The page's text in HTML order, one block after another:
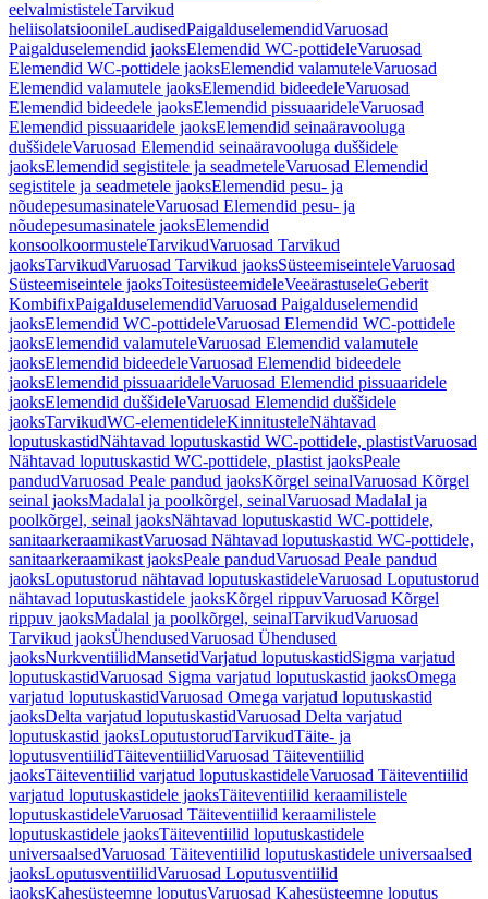
eelvalmististeleTarvikud
heliisolatsioonileLaudisedPaigalduselemendidVaruosad
Paigalduselemendid jaoksElemendid WC-pottideleVaruosad
Elemendid WC-pottidele jaoksElemendid valamuteleVaruosad
Elemendid valamutele jaoksElemendid bideedeleVaruosad
Elemendid bideedele jaoksElemendid pissuaarideleVaruosad
Elemendid pissuaaridele jaoksElemendid seinaäravooluga
duššideleVaruosad Elemendid seinaäravooluga duššidele
jaoksElemendid segistitele ja seadmeteleVaruosad Elemendid
segistitele ja seadmetele jaoksElemendid pesu- ja
nõudepesumasinateleVaruosad Elemendid pesu- ja
nõudepesumasinatele jaoksElemendid
konsoolkoormusteleTarvikudVaruosad Tarvikud
jaoksTarvikudVaruosad Tarvikud jaoksSüsteemiseinteleVaruosad
Süsteemiseintele jaoksToitesüsteemideleVeeärastuseleGeberit
KombifixPaigalduselemendidVaruosad Paigalduselemendid
jaoksElemendid WC-pottideleVaruosad Elemendid WC-pottidele
jaoksElemendid valamuteleVaruosad Elemendid valamutele
jaoksElemendid bideedeleVaruosad Elemendid bideedele
jaoksElemendid pissuaarideleVaruosad Elemendid pissuaaridele
jaoksElemendid duššideleVaruosad Elemendid duššidele
jaoksTarvikudWC-elementideleKinnitusteleNähtavad
loputuskastidNähtavad loputuskastid WC-pottidele, plastistVaruosad
Nähtavad loputuskastid WC-pottidele, plastist jaoksPeale
pandudVaruosad Peale pandud jaoksKõrgel seinalVaruosad Kõrgel
seinal jaoksMadalal ja poolkõrgel, seinalVaruosad Madalal ja
poolkõrgel, seinal jaoksNähtavad loputuskastid WC-pottidele,
sanitaarkeraamikastVaruosad Nähtavad loputuskastid WC-pottidele,
sanitaarkeraamikast jaoksPeale pandudVaruosad Peale pandud
jaoksLoputustorud nähtavad loputuskastideleVaruosad Loputustorud
nähtavad loputuskastidele jaoksKõrgel rippuvVaruosad Kõrgel
rippuv jaoksMadalal ja poolkõrgel, seinalTarvikudVaruosad
Tarvikud jaoksÜhendusedVaruosad Ühendused
jaoksNurkventiilidMansetidVarjatud loputuskastidSigma varjatud
loputuskastidVaruosad Sigma varjatud loputuskastid jaoksOmega
varjatud loputuskastidVaruosad Omega varjatud loputuskastid
jaoksDelta varjatud loputuskastidVaruosad Delta varjatud
loputuskastid jaoksLoputustorudTarvikudTäite- ja
loputusventiilidTäiteventiilidVaruosad Täiteventiilid
jaoksTäiteventiilid varjatud loputuskastideleVaruosad Täiteventiilid
varjatud loputuskastidele jaoksTäiteventiilid keraamilistele
loputuskastideleVaruosad Täiteventiilid keraamilistele
loputuskastidele jaoksTäiteventiilid loputuskastidele
universaalsedVaruosad Täiteventiilid loputuskastidele universaalsed
jaoksLoputusventiilidVaruosad Loputusventiilid
jaoksKahesüsteemne loputusVaruosad Kahesüsteemne loputus